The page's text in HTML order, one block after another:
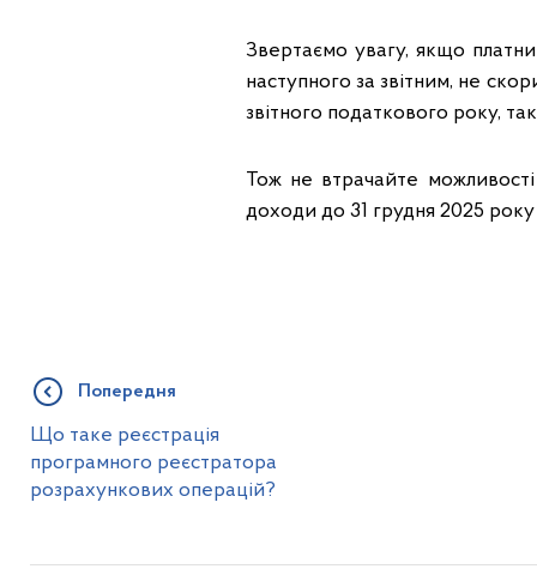
Звертаємо увагу, якщо
наступного за звітним, не
звітного податкового року,
Тож не втрачайте
доходи до 31 грудня 2025
Попередня
Що таке реєстрація
програмного реєстратора
розрахункових операцій?